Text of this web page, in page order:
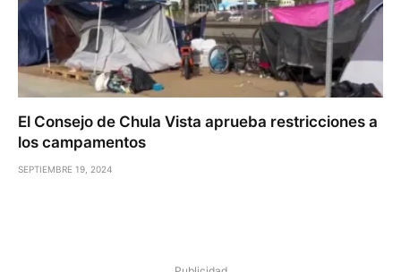
El Consejo de Chula Vista aprueba restricciones a
los campamentos
SEPTIEMBRE 19, 2024